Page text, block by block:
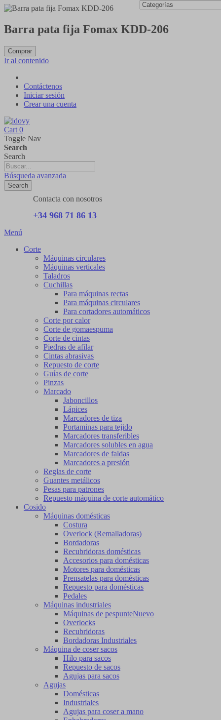
Barra pata fija Fomax KDD-206
Comprar
Ir al contenido
Contáctenos
Iniciar sesión
Crear una cuenta
Cart 0
Toggle Nav
Search
Search
Búsqueda avanzada
Search
Contacta con nosotros
+34 968 71 86 13
Menú
Corte
Máquinas circulares
Máquinas verticales
Taladros
Cuchillas
Para máquinas rectas
Para máquinas circulares
Para cortadores automáticos
Corte por calor
Corte de gomaespuma
Corte de cintas
Piedras de afilar
Cintas abrasivas
Repuesto de corte
Guías de corte
Pinzas
Marcado
Jaboncillos
Lápices
Marcadores de tiza
Portaminas para tejido
Marcadores transferibles
Marcadores solubles en agua
Marcadores de faldas
Marcadores a presión
Reglas de corte
Guantes metálicos
Pesas para patrones
Repuesto máquina de corte automático
Cosido
Máquinas domésticas
Costura
Overlock (Remalladoras)
Bordadoras
Recubridoras domésticas
Accesorios para domésticas
Motores para domésticas
Prensatelas para domésticas
Repuesto para domésticas
Pedales
Máquinas industriales
Máquinas de pespunteNuevo
Overlocks
Recubridoras
Bordadoras Industriales
Máquina de coser sacos
Hilo para sacos
Repuesto de sacos
Agujas para sacos
Agujas
Domésticas
Industriales
Agujas para coser a mano